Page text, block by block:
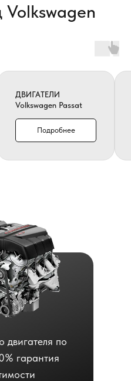
ДВИГАТЕЛИ
Volkswagen Passat
Подробнее
двигателя по
гарантия